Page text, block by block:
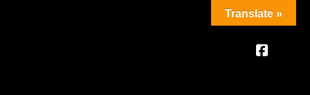
Translate »